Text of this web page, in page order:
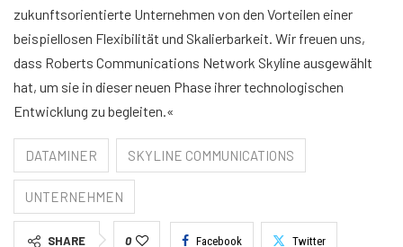
zukunftsorientierte Unternehmen von den Vorteilen einer
beispiellosen Flexibilität und Skalierbarkeit. Wir freuen uns,
dass Roberts Communications Network Skyline ausgewählt
hat, um sie in dieser neuen Phase ihrer technologischen
Entwicklung zu begleiten.«
DATAMINER SKYLINE COMMUNICATIONS
UNTERNEHMEN
SHARE 0 Facebook Twitter